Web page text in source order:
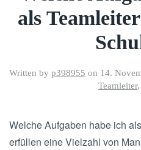
als
Written by p398955 on 14.
Teamleiter,
Welche Aufgaben habe ich
erfüllen eine Vielzahl von